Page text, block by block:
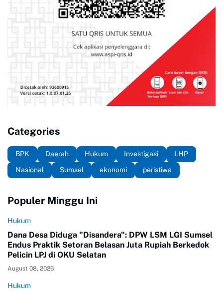
Categories
BPK Daerah Hukum Investigasi
LHP
Nasional
Sumsel ekonomi peristiwa
Populer Minggu Ini
Hukum
Dana Desa Diduga "Disandera": DPW LSM LGI Sumsel
Endus Praktik Setoran Belasan Juta Rupiah Berkedok
Pelicin LPJ di OKU Selatan
August 08, 2026
Hukum